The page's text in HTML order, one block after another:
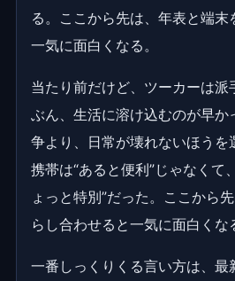
る。ここから先は、年表と端末
一気に面白くなる。
当たり前だけど、ツーカーは派
ぶん、生活に溶け込むのが早
争より、日常が壊れないほうを
携帯は“あると便利”じゃなくて
ょっと特別”だった。ここから
らし合わせると一気に面白くな
一番しっくりくる言い方は、最